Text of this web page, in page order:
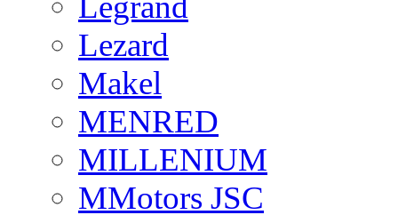
Lezard
Makel
MENRED
MILLENIUM
MMotors JSC